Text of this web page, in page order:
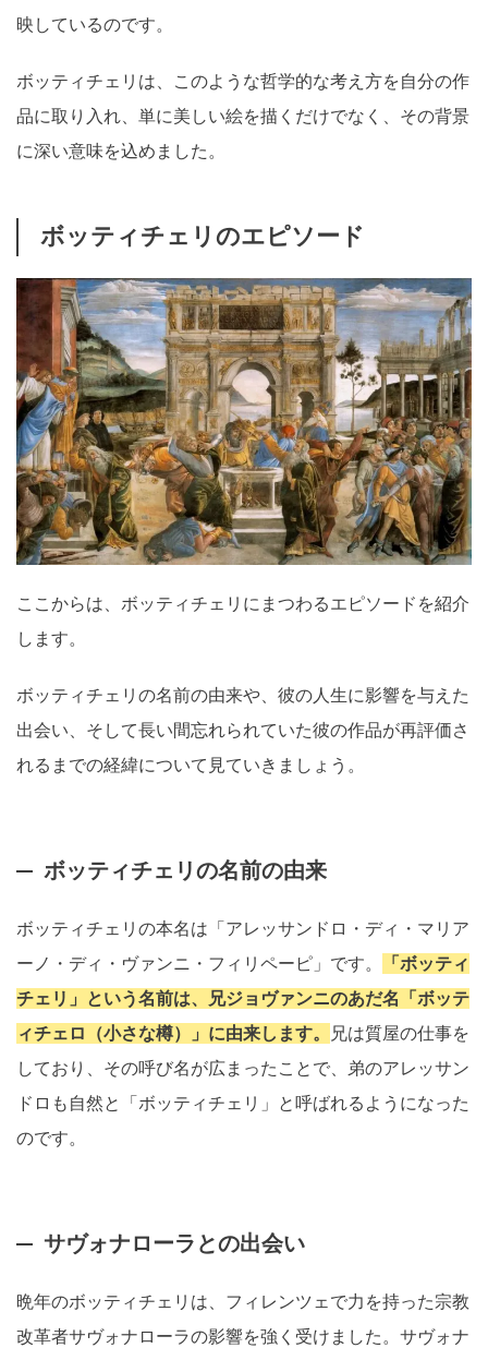
映しているのです。
ボッティチェリは、このような哲学的な考え方を自分の作
品に取り入れ、単に美しい絵を描くだけでなく、その背景
に深い意味を込めました。
ボッティチェリのエピソード
ここからは、ボッティチェリにまつわるエピソードを紹介
します。
ボッティチェリの名前の由来や、彼の人生に影響を与えた
出会い、そして長い間忘れられていた彼の作品が再評価さ
れるまでの経緯について見ていきましょう。
ボッティチェリの名前の由来
ボッティチェリの本名は「アレッサンドロ・ディ・マリア
ーノ・ディ・ヴァンニ・フィリペーピ」です。
「ボッティ
チェリ」という名前は、兄ジョヴァンニのあだ名「ボッテ
ィチェロ（小さな樽）」に由来します。
兄は質屋の仕事を
しており、その呼び名が広まったことで、弟のアレッサン
ドロも自然と「ボッティチェリ」と呼ばれるようになった
のです。
サヴォナローラとの出会い
晩年のボッティチェリは、フィレンツェで力を持った宗教
改革者サヴォナローラの影響を強く受けました。サヴォナ